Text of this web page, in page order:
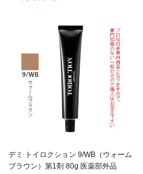
デミ トイロクション 9/WB（ウォーム
ブラウン）第1剤 80g 医薬部外品